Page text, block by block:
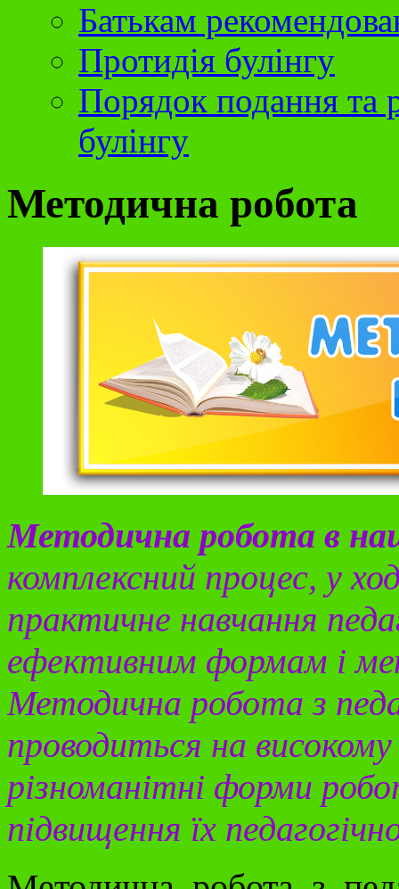
Батькам
Протидія булінгу
Порядок подання та
булінгу
Методична робота
Методична робота в
комплексний процес, у
практичне навчання
ефективним формам і
Методична робота з
проводиться на
різноманітні форми
підвищення їх